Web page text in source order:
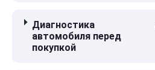
Диагностика
автомобиля перед
покупкой